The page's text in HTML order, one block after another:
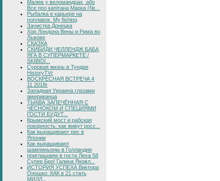
Малюк у веломандрах, або
Все про капітана Марка (№...
Рыбалка в карьере на
поплавок. My fishing
Зачистка Донецка
Хор Лондона Вены и Рима во
Львове
СКАЗКА
СКИБИДИ ЧЕЛЛЕНДЖ БАБА
ЯГА В СУПЕРМАРКЕТЕ /
SKIBIDI...
Суровая жизнь в Тундре
HistoryTVr
ВОСКРЕСНАЯ ВСТРЕЧА 4
11 2018г
Западная Украина глазами
американца
ТЫКВА ЗАПЕЧЁННАЯ С
ЧЕСНОКОМ И СПЕЦИЯМИ
ГОСТИ БУДУТ...
Крымский мост и рабская
покорность: как живут росс...
Как выращивают рис в
Японии
Как выращивают
шампиньоны в Голландии
приглашаем в гости Леха 58
Супер Бро! Галина Яковл...
ИСТОРИЯ УСПЕХА Виктора
Оношко. КАК в 21 стать
МИЛЛ...